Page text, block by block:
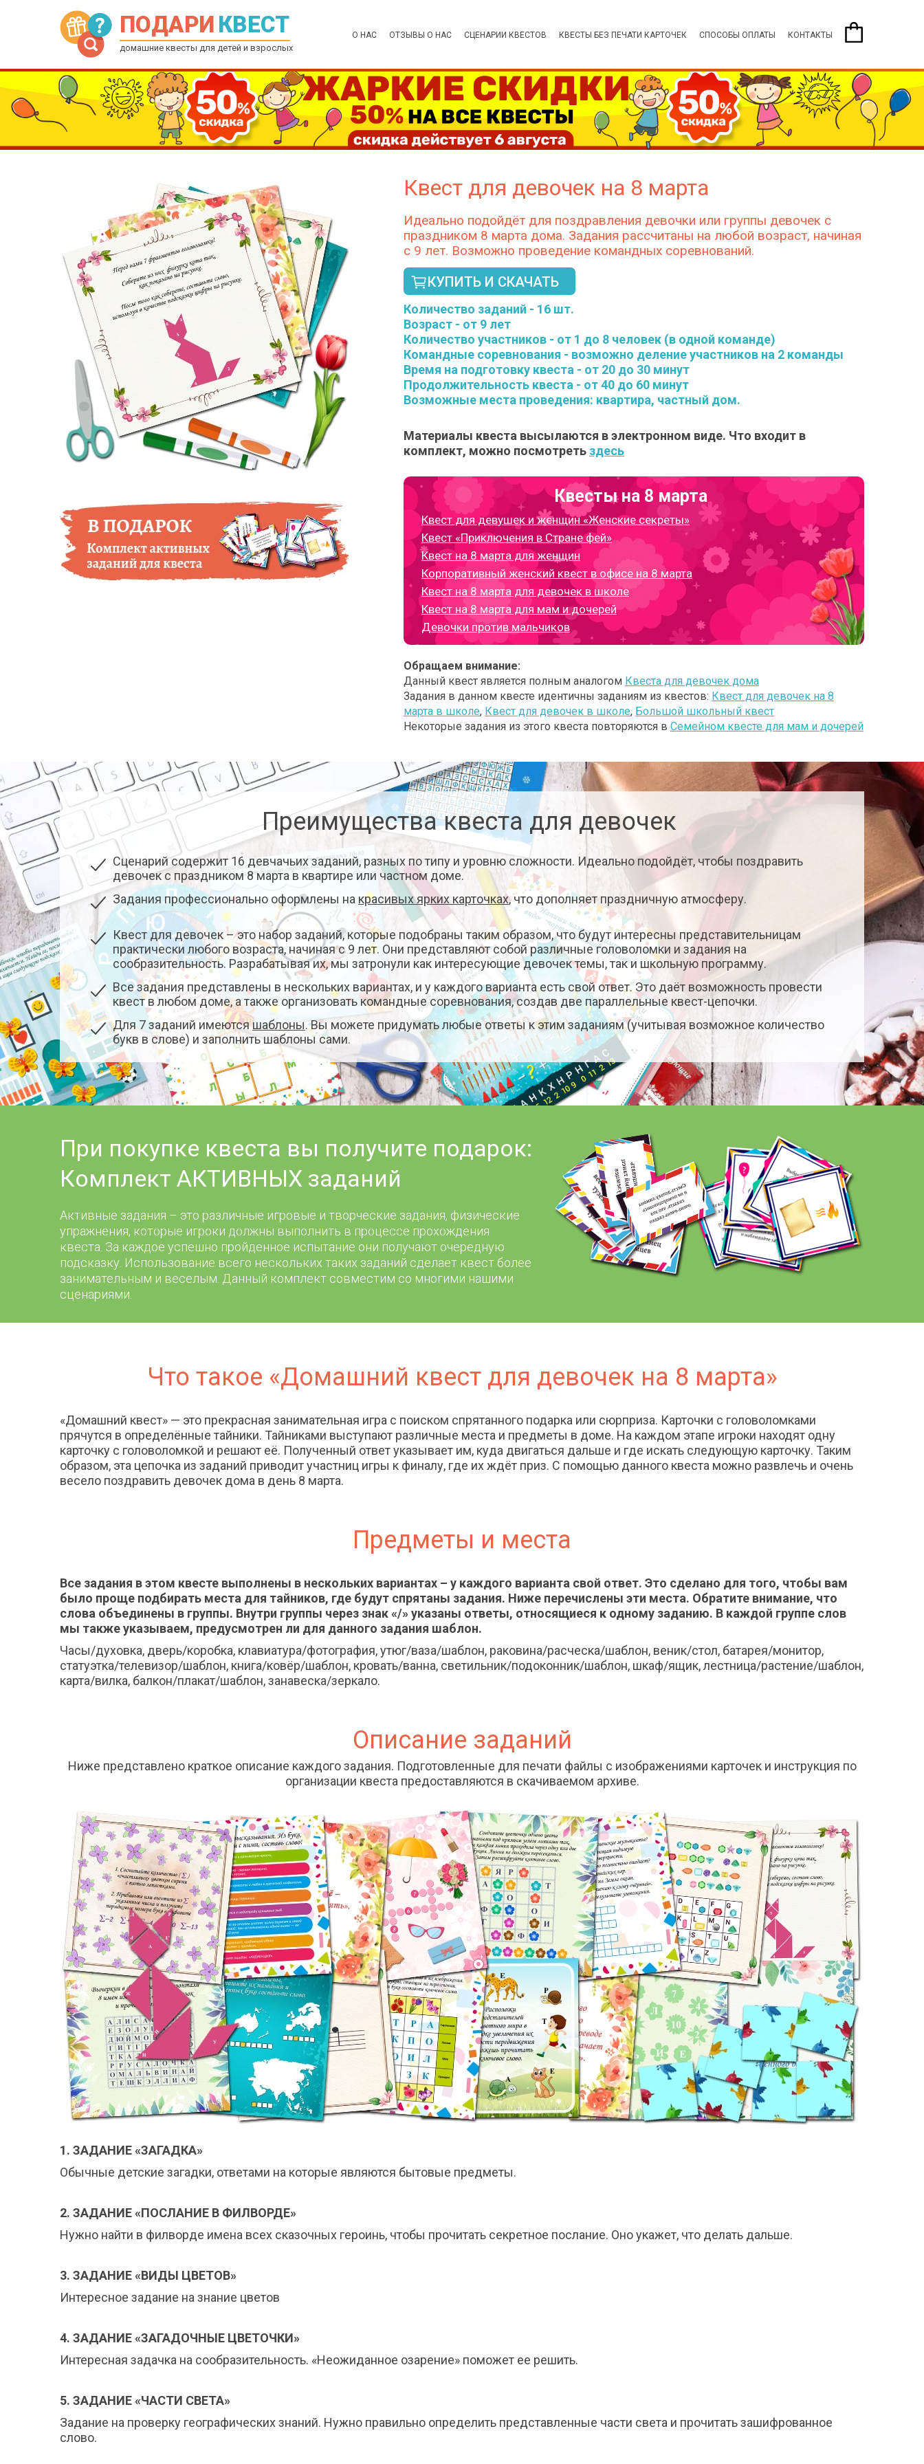
ПОДАРИ КВЕСТ
домашние квесты для детей и взрослых
О НАС ОТЗЫВЫ О НАС СЦЕНАРИИ КВЕСТОВ КВЕСТЫ БЕЗ ПЕЧАТИ КАРТОЧЕК СПОСОБЫ ОПЛАТЫ КОНТАКТЫ
Квест для девочек на 8 марта
Идеально подойдёт для поздравления девочки или группы девочек с
праздником 8 марта дома. Задания рассчитаны на любой возраст, начиная
с 9 лет. Возможно проведение командных соревнований.
КУПИТЬ И СКАЧАТЬ
Количество заданий - 16 шт.
Возраст - от 9 лет
Количество участников - от 1 до 8 человек (в одной команде)
Командные соревнования - возможно деление участников на 2 команды
Время на подготовку квеста - от 20 до 30 минут
Продолжительность квеста - от 40 до 60 минут
Возможные места проведения: квартира, частный дом.
Материалы квеста высылаются в электронном виде. Что входит в
комплект, можно посмотреть здесь
Квесты на 8 марта
Квест для девушек и женщин «Женские секреты»
Квест «Приключения в Стране фей»
Квест на 8 марта для женщин
Корпоративный женский квест в офисе на 8 марта
Квест на 8 марта для девочек в школе
Квест на 8 марта для мам и дочерей
Девочки против мальчиков
Обращаем внимание:
Данный квест является полным аналогом Квеста для девочек дома
Задания в данном квесте идентичны заданиям из квестов: Квест для девочек на 8
марта в школе, Квест для девочек в школе, Большой школьный квест
Некоторые задания из этого квеста повторяются в Семейном квесте для мам и дочерей
Преимущества квеста для девочек
Сценарий содержит 16 девчачьих заданий, разных по типу и уровню сложности. Идеально подойдёт, чтобы поздравить
девочек с праздником 8 марта в квартире или частном доме.
Задания профессионально оформлены на красивых ярких карточках, что дополняет праздничную атмосферу.
Квест для девочек – это набор заданий, которые подобраны таким образом, что будут интересны представительницам
практически любого возраста, начиная с 9 лет. Они представляют собой различные головоломки и задания на
сообразительность. Разрабатывая их, мы затронули как интересующие девочек темы, так и школьную программу.
Все задания представлены в нескольких вариантах, и у каждого варианта есть свой ответ. Это даёт возможность провести
квест в любом доме, а также организовать командные соревнования, создав две параллельные квест-цепочки.
Для 7 заданий имеютсяшаблоны. Вы можете придумать любые ответы к этим заданиям (учитывая возможное количество
букв в слове) и заполнить шаблоны сами.
При покупке квеста вы получите подарок:
Комплект АКТИВНЫХ заданий
Активные задания – это различные игровые и творческие задания, физические
упражнения, которые игроки должны выполнить в процессе прохождения
квеста. За каждое успешно пройденное испытание они получают очередную
подсказку. Использование всего нескольких таких заданий сделает квест более
занимательным и веселым. Данный комплект совместим со многими нашими
сценариями.
Что такое «Домашний квест для девочек на 8 марта»
«Домашний квест» — это прекрасная занимательная игра с поиском спрятанного подарка или сюрприза. Карточки с головоломками
прячутся в определённые тайники. Тайниками выступают различные места и предметы в доме. На каждом этапе игроки находят одну
карточку с головоломкой и решают её. Полученный ответ указывает им, куда двигаться дальше и где искать следующую карточку. Таким
образом, эта цепочка из заданий приводит участниц игры к финалу, где их ждёт приз. С помощью данного квеста можно развлечь и очень
весело поздравить девочек дома в день 8 марта.
Предметы и места
Все задания в этом квесте выполнены в нескольких вариантах – у каждого варианта свой ответ. Это сделано для того, чтобы вам
было проще подбирать места для тайников, где будут спрятаны задания. Ниже перечислены эти места. Обратите внимание, что
слова объединены в группы. Внутри группы через знак «/» указаны ответы, относящиеся к одному заданию. В каждой группе слов
мы также указываем, предусмотрен ли для данного задания шаблон.
Часы/духовка, дверь/коробка, клавиатура/фотография, утюг/ваза/шаблон, раковина/расческа/шаблон, веник/стол, батарея/монитор,
статуэтка/телевизор/шаблон, книга/ковёр/шаблон, кровать/ванна, светильник/подоконник/шаблон, шкаф/ящик, лестница/растение/шаблон,
карта/вилка, балкон/плакат/шаблон, занавеска/зеркало.
Описание заданий
Ниже представлено краткое описание каждого задания. Подготовленные для печати файлы с изображениями карточек и инструкция по
организации квеста предоставляются в скачиваемом архиве.
1. ЗАДАНИЕ «ЗАГАДКА»
Обычные детские загадки, ответами на которые являются бытовые предметы.
2. ЗАДАНИЕ «ПОСЛАНИЕ В ФИЛВОРДЕ»
Нужно найти в филворде имена всех сказочных героинь, чтобы прочитать секретное послание. Оно укажет, что делать дальше.
3. ЗАДАНИЕ «ВИДЫ ЦВЕТОВ»
Интересное задание на знание цветов
4. ЗАДАНИЕ «ЗАГАДОЧНЫЕ ЦВЕТОЧКИ»
Интересная задачка на сообразительность. «Неожиданное озарение» поможет ее решить.
5. ЗАДАНИЕ «ЧАСТИ СВЕТА»
Задание на проверку географических знаний. Нужно правильно определить представленные части света и прочитать зашифрованное
слово.